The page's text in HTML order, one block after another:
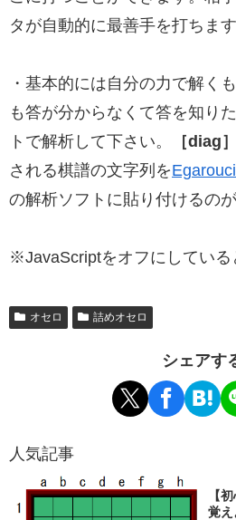
タが自動的に最善手を打ちます
・基本的には自分の力で解く
も答が分からなくて答を知り
トで解析して下さい。
［diag］
される棋譜の文字列を
の解析ソフトに貼り付けるのが
※JavaScriptをオフにしている
オセロ 詰めオセロ
シェアす
人気記事
【
覚え